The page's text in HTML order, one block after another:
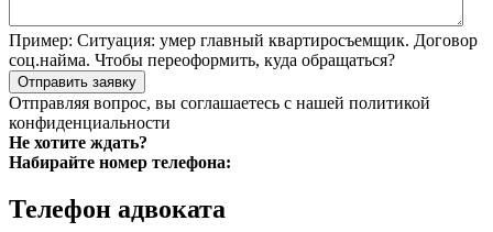
Пример: Ситуация: умер главный квартиросъемщик. Договор
соц.найма. Чтобы переоформить, куда обращаться?
Отправить заявку
Отправляя вопрос, вы соглашаетесь с нашей политикой
конфиденциальности
Не хотите ждать?
Набирайте номер телефона:
Телефон адвоката